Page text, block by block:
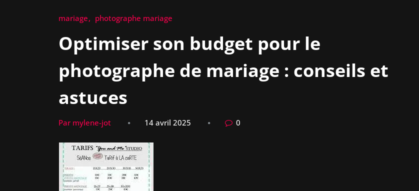
mariage photographe mariage
Optimiser son budget pour le
photographe de mariage : conseils et
astuces
Par mylene-jot 14 avril 2025 0